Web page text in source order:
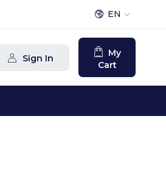
EN
Sign In
My
Cart